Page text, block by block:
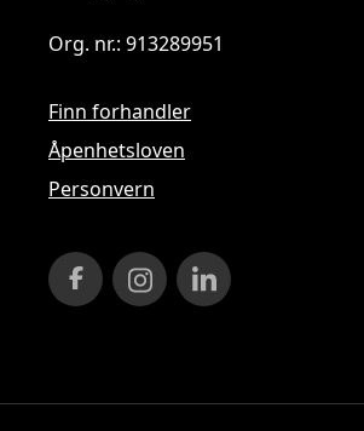
Org. nr.: 913289951
Finn forhandler
Åpenhetsloven
Personvern